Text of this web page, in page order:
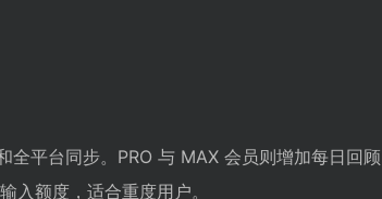
全平台同步。PRO 与 MAX 会员则增加每日回
入额度，适合重度用户。